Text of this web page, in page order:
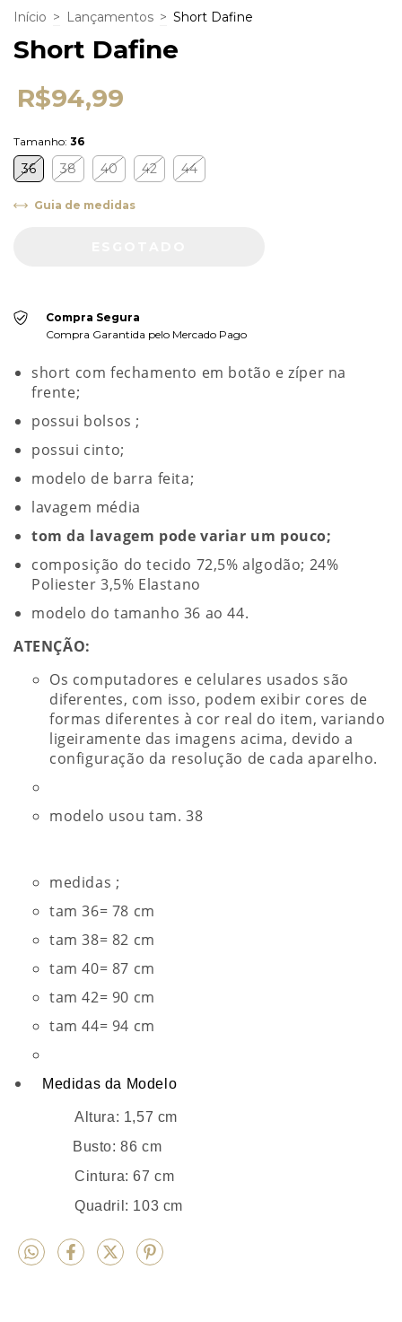
Início > Lançamentos > Short Dafine
Short Dafine
R$94,99
Tamanho: 36
36 38 40 42 44
Guia de medidas
Compra Segura
Compra Garantida pelo Mercado Pago
short com fechamento em botão e zíper na
frente;
possui bolsos ;
possui cinto;
modelo de barra feita;
lavagem média
tom da lavagem pode variar um pouco;
composição do tecido 72,5% algodão; 24%
Poliester 3,5% Elastano
modelo do tamanho 36 ao 44.
ATENÇÃO:
Os computadores e celulares usados são
diferentes, com isso, podem exibir cores de
formas diferentes à cor real do item, variando
ligeiramente das imagens acima, devido a
configuração da resolução de cada aparelho.
modelo usou tam. 38
medidas ;
tam 36= 78 cm
tam 38= 82 cm
tam 40= 87 cm
tam 42= 90 cm
tam 44= 94 cm
Medidas da Modelo
Altura: 1,57 cm
Busto: 86 cm
Cintura: 67 cm
Quadril: 103 cm